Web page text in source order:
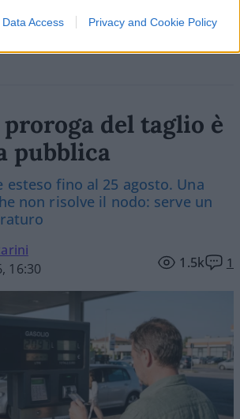
Data Access Privacy and Cookie Policy
del taglio è
pubblica
esteso fino al 25 agosto. Una
non risolve il nodo: serve un
16:30
1.5k 1